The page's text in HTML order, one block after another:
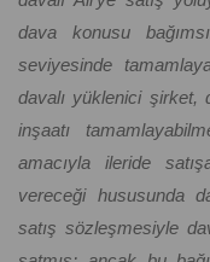
dava konusu
seviyesinde
davalı yüklenici şirket,
inşaatı
amacıyla ileride
vereceği hususunda
satış sözleşmesiyle